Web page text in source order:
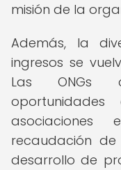
misión de la
Además, la
ingresos se
Las ONGs
asociaciones
recaudación
desarrollo de